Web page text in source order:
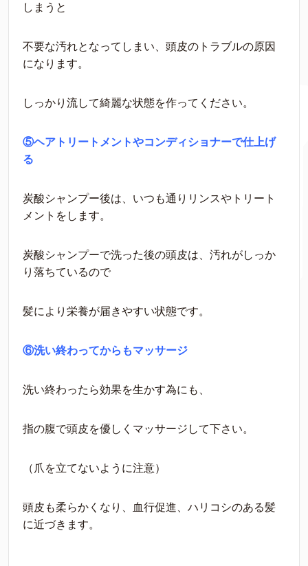
しまうと
不要な汚れとなってしまい、頭皮のトラブルの原因
になります。
しっかり流して綺麗な状態を作ってください。
⑤ヘアトリートメントやコンディショナーで仕上げ
る
炭酸シャンプー後は、いつも通りリンスやトリート
メントをします。
炭酸シャンプーで洗った後の頭皮は、汚れがしっか
り落ちているので
髪により栄養が届きやすい状態です。
⑥洗い終わってからもマッサージ
洗い終わったら効果を生かす為にも、
指の腹で頭皮を優しくマッサージして下さい。
（爪を立てないように注意）
頭皮も柔らかくなり、血行促進、ハリコシのある髪
に近づきます。